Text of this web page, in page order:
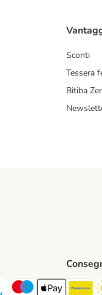
Sconti
Tessera
Bitiba